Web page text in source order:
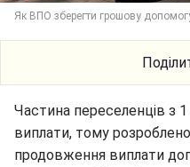
Як ВПО зберегти грошову
Частина переселенців з
виплати, тому
продовження виплати